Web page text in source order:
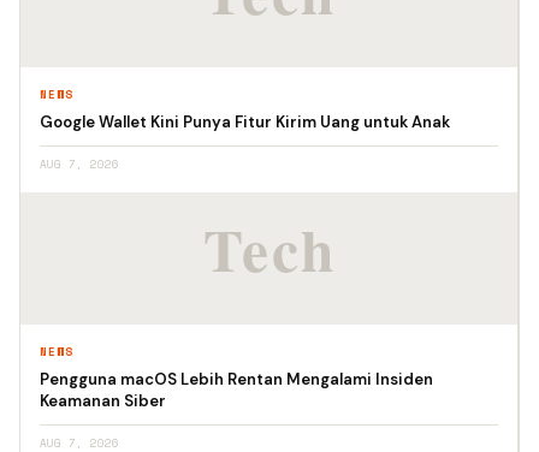
NEWS
Google Wallet Kini Punya Fitur Kirim Uang untuk Anak
AUG 7, 2026
NEWS
Pengguna macOS Lebih Rentan Mengalami Insiden
Keamanan Siber
AUG 7, 2026